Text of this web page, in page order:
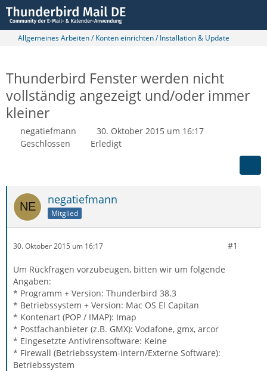
Allgemeines Arbeiten / Konten einrichten / Installation & Update
Thunderbird Fenster werden nicht
vollständig angezeigt und/oder immer
kleiner
negatiefmann
30. Oktober 2015 um 16:17
Geschlossen
Erledigt
negatiefmann
Mitglied
30. Oktober 2015 um 16:17 #1
Um Rückfragen vorzubeugen, bitten wir um folgende
Angaben:
* Programm + Version: Thunderbird 38.3
* Betriebssystem + Version: Mac OS El Capitan
* Kontenart (POP / IMAP): Imap
* Postfachanbieter (z.B. GMX): Vodafone, gmx, arcor
* Eingesetzte Antivirensoftware: Keine
* Firewall (Betriebssystem-intern/Externe Software):
Betriebssystem